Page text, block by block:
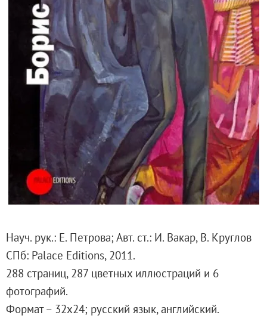
Русское искусство второй половины
Русское народное искусство XVII-XXI
Будущие выставки
Выездные выставки
Садко
Михаил Нестеров
Архив выставок
Степан Эрьзя – скульптор мира. К
Эпоха Императора Александра III и её
Архип Куинджи. Иллюзия света
Русская традиция
Наш авангард
Посетителям
Справочная информация
Адреса и часы работы
О билетах, льготах и услугах
Правила покупки и возврата билетов
Науч. рук.: Е. Петрова; Авт. ст.: И. Вакар, В. Круглов
СПб: Palace Editions, 2011.
288 страниц, 287 цветных иллюстраций и 6
фотографий.
Формат – 32x24; русский язык, английский.